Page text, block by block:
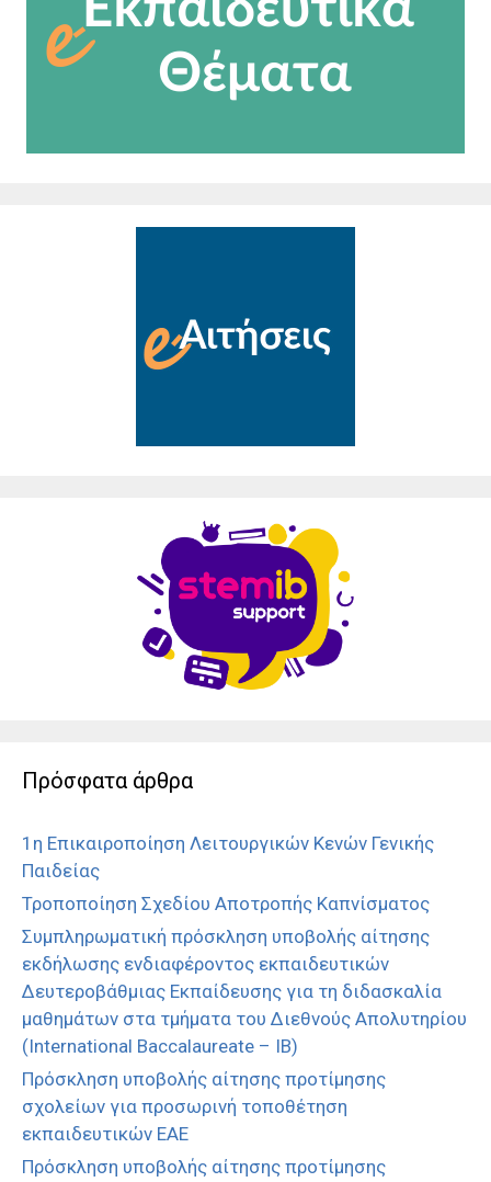
Πρόσφατα άρθρα
1η Επικαιροποίηση Λειτουργικών Κενών Γενικής
Παιδείας
Τροποποίηση Σχεδίου Αποτροπής Καπνίσματος
Συμπληρωματική πρόσκληση υποβολής αίτησης
εκδήλωσης ενδιαφέροντος εκπαιδευτικών
Δευτεροβάθμιας Εκπαίδευσης για τη διδασκαλία
μαθημάτων στα τμήματα του Διεθνούς Απολυτηρίου
(International Baccalaureate – IB)
Πρόσκληση υποβολής αίτησης προτίμησης
σχολείων για προσωρινή τοποθέτηση
εκπαιδευτικών ΕΑΕ
Πρόσκληση υποβολής αίτησης προτίμησης